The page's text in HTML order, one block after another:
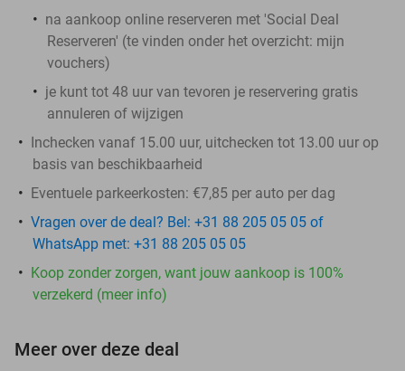
na aankoop online reserveren met 'Social Deal
Reserveren' (te vinden onder het overzicht: mijn
vouchers)
je kunt tot 48 uur van tevoren je reservering gratis
annuleren of wijzigen
Inchecken vanaf 15.00 uur, uitchecken tot 13.00 uur op
basis van beschikbaarheid
Eventuele parkeerkosten: €7,85 per auto per dag
Vragen over de deal? Bel: +31 88 205 05 05 of
WhatsApp met: +31 88 205 05 05
Koop zonder zorgen, want jouw aankoop is 100%
verzekerd (meer info)
Meer over deze deal